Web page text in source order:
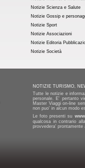
Notizie Scienza e Salute
Notizie Gossip e
Notizie Sport
Notizie Associazioni
Notizie Editoria
Notizie Società
NOTIZIE TURISMO,
Tutte le notizie e
personale. E' pertanto
Master Viaggi on-line
non puo' in alcun modo
Le foto presenti su
qualcosa in contrario
provvedera'